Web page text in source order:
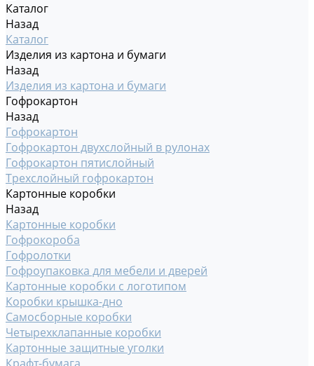
Каталог
Назад
Каталог
Изделия из картона и бумаги
Назад
Изделия из картона и бумаги
Гофрокартон
Назад
Гофрокартон
Гофрокартон двухслойный в рулонах
Гофрокартон пятислойный
Трехслойный гофрокартон
Картонные коробки
Назад
Картонные коробки
Гофрокороба
Гофролотки
Гофроупаковка для мебели и дверей
Картонные коробки с логотипом
Коробки крышка-дно
Самосборные коробки
Четырехклапанные коробки
Картонные защитные уголки